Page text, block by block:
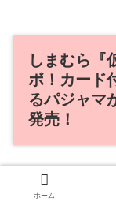
しまむら『
ボ！カード
るパジャマ
発売！
しまむら『仮面
ホーム